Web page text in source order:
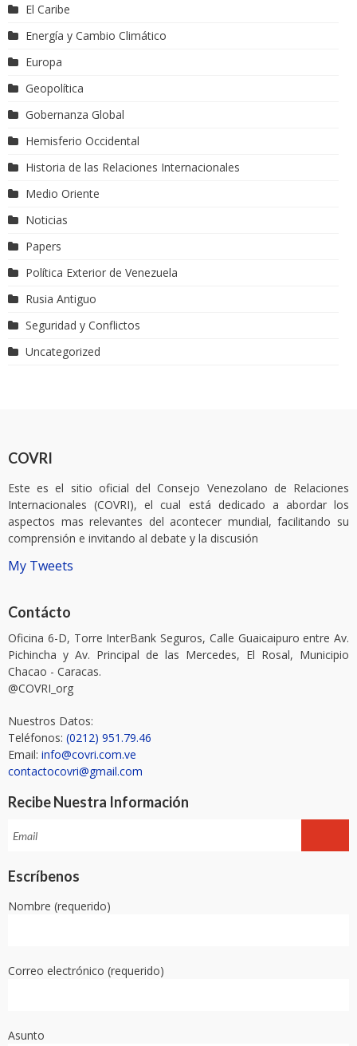
El Caribe
Energía y Cambio Climático
Europa
Geopolítica
Gobernanza Global
Hemisferio Occidental
Historia de las Relaciones Internacionales
Medio Oriente
Noticias
Papers
Política Exterior de Venezuela
Rusia Antiguo
Seguridad y Conflictos
Uncategorized
COVRI
Este es el sitio oficial del Consejo Venezolano de Relaciones
Internacionales (COVRI), el cual está dedicado a abordar los
aspectos mas relevantes del acontecer mundial, facilitando su
comprensión e invitando al debate y la discusión
My Tweets
Contácto
Oficina 6-D, Torre InterBank Seguros, Calle Guaicaipuro entre Av.
Pichincha y Av. Principal de las Mercedes, El Rosal, Municipio
Chacao - Caracas.
@COVRI_org
Nuestros Datos:
Teléfonos: (0212) 951.79.46
Email: info@covri.com.ve
contactocovri@gmail.com
Recibe Nuestra Información
Escríbenos
Nombre (requerido)
Correo electrónico (requerido)
Asunto